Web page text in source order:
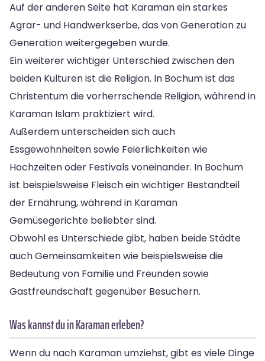
Auf der anderen Seite hat Karaman ein starkes
Agrar- und Handwerkserbe, das von Generation zu
Generation weitergegeben wurde.
Ein weiterer wichtiger Unterschied zwischen den
beiden Kulturen ist die Religion. In Bochum ist das
Christentum die vorherrschende Religion, während in
Karaman Islam praktiziert wird.
Außerdem unterscheiden sich auch
Essgewohnheiten sowie Feierlichkeiten wie
Hochzeiten oder Festivals voneinander. In Bochum
ist beispielsweise Fleisch ein wichtiger Bestandteil
der Ernährung, während in Karaman
Gemüsegerichte beliebter sind.
Obwohl es Unterschiede gibt, haben beide Städte
auch Gemeinsamkeiten wie beispielsweise die
Bedeutung von Familie und Freunden sowie
Gastfreundschaft gegenüber Besuchern.
Was kannst du in Karaman erleben?
Wenn du nach Karaman umziehst, gibt es viele Dinge